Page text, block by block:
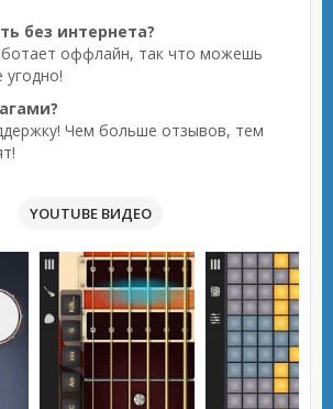
без интернета?
оффлайн, так что можешь
угодно!
Чем больше отзывов, тем
YOUTUBE ВИДЕО